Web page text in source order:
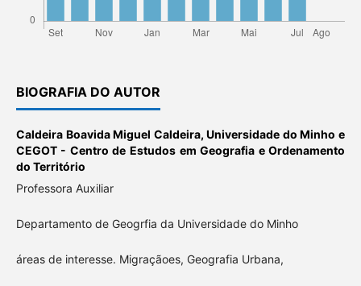
BIOGRAFIA DO AUTOR
Caldeira Boavida Miguel Caldeira,Universidade do Minho e
CEGOT - Centro de Estudos em Geografia e Ordenamento
do Território
Professora Auxiliar
Departamento de Geogrfia da Universidade do Minho
áreas de interesse. Migraçãoes, Geografia Urbana,